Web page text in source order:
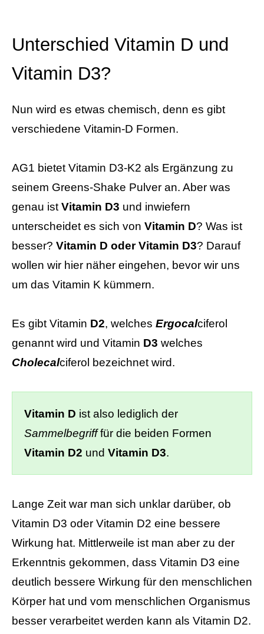
Unterschied Vitamin D und
Vitamin D3?
Nun wird es etwas chemisch, denn es gibt
verschiedene Vitamin-D Formen.
AG1 bietet Vitamin D3-K2 als Ergänzung zu
seinem Greens-Shake Pulver an. Aber was
genau ist Vitamin D3 und inwiefern
unterscheidet es sich von Vitamin D? Was ist
besser? Vitamin D oder Vitamin D3? Darauf
wollen wir hier näher eingehen, bevor wir uns
um das Vitamin K kümmern.
Es gibt Vitamin D2, welches Ergocalciferol
genannt wird und Vitamin D3 welches
Cholecalciferol bezeichnet wird.
Vitamin D ist also lediglich der
Sammelbegrifffür die beiden Formen
Vitamin D2 und Vitamin D3.
Lange Zeit war man sich unklar darüber, ob
Vitamin D3 oder Vitamin D2 eine bessere
Wirkung hat. Mittlerweile ist man aber zu der
Erkenntnis gekommen, dass Vitamin D3 eine
deutlich bessere Wirkung für den menschlichen
Körper hat und vom menschlichen Organismus
besser verarbeitet werden kann als Vitamin D2.